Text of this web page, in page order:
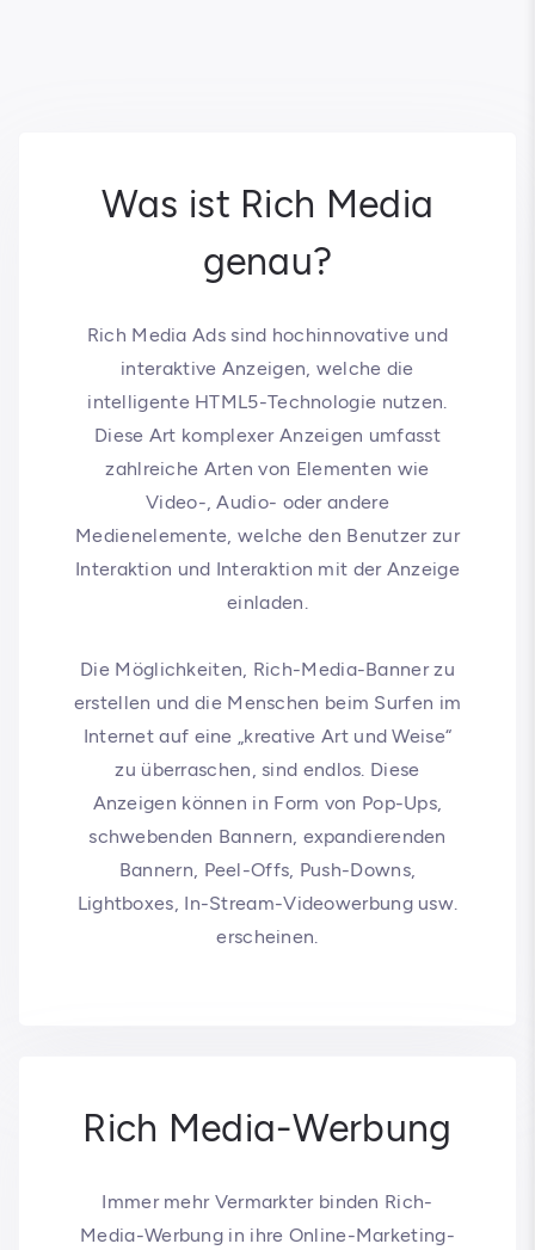
Was ist Rich Media
genau?
Rich Media Ads sind hochinnovative und
interaktive Anzeigen, welche die
intelligente HTML5-Technologie nutzen.
Diese Art komplexer Anzeigen umfasst
zahlreiche Arten von Elementen wie
Video-, Audio- oder andere
Medienelemente, welche den Benutzer zur
Interaktion und Interaktion mit der Anzeige
einladen.
Die Möglichkeiten, Rich-Media-Banner zu
erstellen und die Menschen beim Surfen im
Internet auf eine „kreative Art und Weise“
zu überraschen, sind endlos. Diese
Anzeigen können in Form von Pop-Ups,
schwebenden Bannern, expandierenden
Bannern, Peel-Offs, Push-Downs,
Lightboxes, In-Stream-Videowerbung usw.
erscheinen.
Rich Media-Werbung
Immer mehr Vermarkter binden Rich-
Media-Werbung in ihre Online-Marketing-